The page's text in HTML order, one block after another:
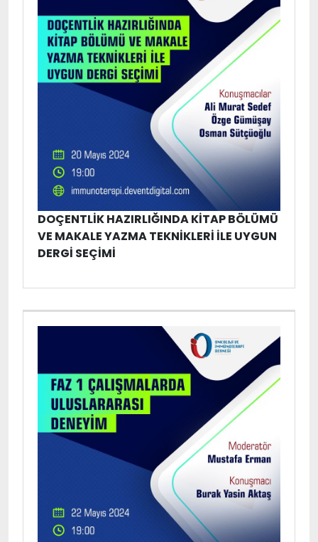
DOÇENTLIK HAZIRLIĞINDA KITAP BÖLÜMÜ
VE MAKALE YAZMA TEKNIKLERI ILE UYGUN
DERGI SEÇIMI